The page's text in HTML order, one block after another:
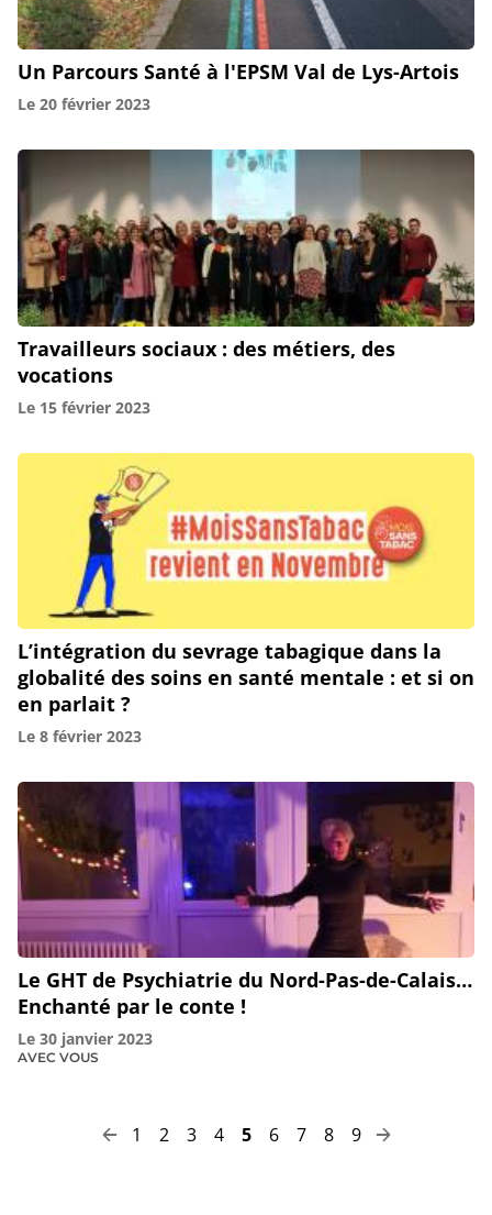
Un Parcours Santé à l'EPSM Val de Lys-Artois
Le 20 février 2023
Travailleurs sociaux : des métiers, des
vocations
Le 15 février 2023
L’intégration du sevrage tabagique dans la
globalité des soins en santé mentale : et si on
en parlait ?
Le 8 février 2023
Le GHT de Psychiatrie du Nord-Pas-de-Calais…
Enchanté par le conte !
Le 30 janvier 2023
AVEC VOUS
Pagination Page
1 Page
2 Page
3 Page
4 Page
5 Page
6 Page
7 Page
8 Page
9